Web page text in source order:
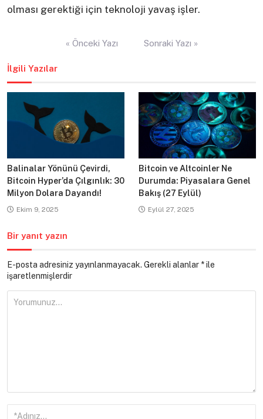
olması gerektiği için teknoloji yavaş işler.
« Önceki Yazı Sonraki Yazı »
İlgili Yazılar
Balinalar Yönünü Çevirdi,
Bitcoin Hyper’da Çılgınlık: 30
Milyon Dolara Dayandı!
Ekim 9, 2025
Bitcoin ve Altcoinler Ne
Durumda: Piyasalara Genel
Bakış (27 Eylül)
Eylül 27, 2025
Bir yanıt yazın
E-posta adresiniz yayınlanmayacak. Gerekli alanlar *ile
işaretlenmişlerdir